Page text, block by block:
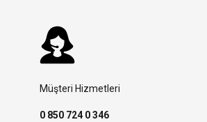
Müşteri Hizmetleri
0 850 724 0 346